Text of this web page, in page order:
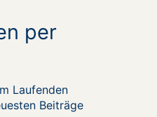
per
Laufenden
Beiträge